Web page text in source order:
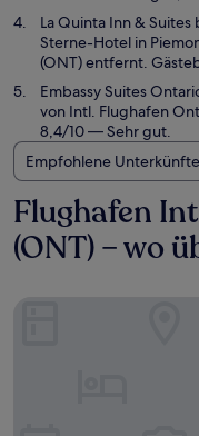
La Quinta Inn &
Sterne-Hotel in
(ONT) entfernt.
Embassy Suites
von Intl. Flughafen
8,4/10 — Sehr gut.
Empfohlene Unterkünfte
Flughafen
(ONT) – wo